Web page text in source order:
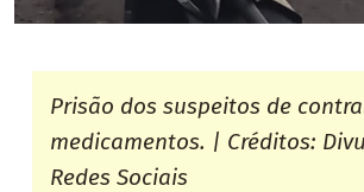
Prisão dos suspeitos de
medicamentos. | Créditos:
Redes Sociais